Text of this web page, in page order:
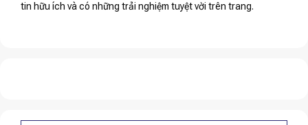
tin hữu ích và có những trải nghiệm tuyệt vời trên trang.